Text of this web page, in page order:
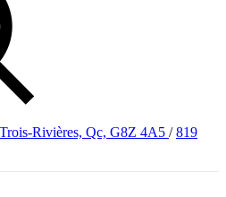
Rivières, Qc, G8Z 4A5 / 819